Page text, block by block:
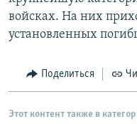
войсках. На них
установленных
Поделиться
Этот контент также в